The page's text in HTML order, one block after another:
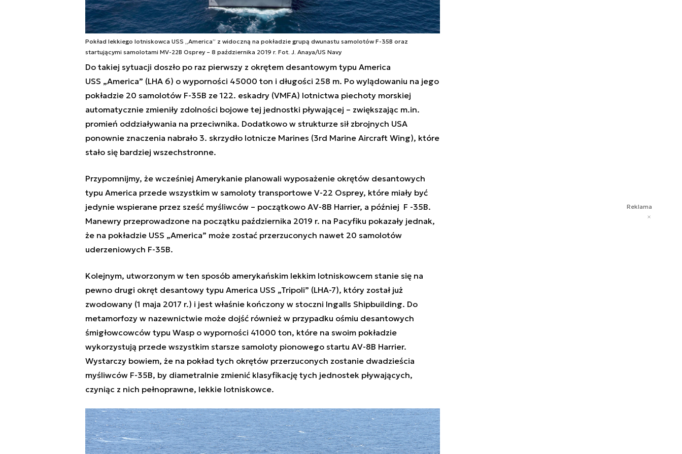
Pokład lekkiego lotniskowca USS „America” z widoczną na pokładzie grupą dwunastu samolotów F-35B oraz
startującymi samolotami MV-22B Osprey – 8 października 2019 r. Fot. J. Anaya/US Navy
Do takiej sytuacji doszło po raz pierwszy z okrętem desantowym typu America
USS „America” (LHA 6) o wyporności 45000 ton i długości 258 m. Po wylądowaniu na jego
pokładzie 20 samolotów F-35B ze 122. eskadry (VMFA) lotnictwa piechoty morskiej
automatycznie zmieniły zdolności bojowe tej jednostki pływającej – zwiększając m.in.
promień oddziaływania na przeciwnika. Dodatkowo w strukturze sił zbrojnych USA
ponownie znaczenia nabrało 3. skrzydło lotnicze Marines (3rd Marine Aircraft Wing), które
stało się bardziej wszechstronne.
Przypomnijmy, że wcześniej Amerykanie planowali wyposażenie okrętów desantowych
typu America przede wszystkim w samoloty transportowe V-22 Osprey, które miały być
jedynie wspierane przez sześć myśliwców – początkowo AV-8B Harrier, a później F -35B.
Manewry przeprowadzone na początku października 2019 r. na Pacyfiku pokazały jednak,
że na pokładzie USS „America” może zostać przerzuconych nawet 20 samolotów
uderzeniowych F-35B.
Kolejnym, utworzonym w ten sposób amerykańskim lekkim lotniskowcem stanie się na
pewno drugi okręt desantowy typu America USS „Tripoli” (LHA-7), który został już
zwodowany (1 maja 2017 r.) i jest właśnie kończony w stoczni Ingalls Shipbuilding. Do
metamorfozy w nazewnictwie może dojść również w przypadku ośmiu desantowych
śmigłowcowców typu Wasp o wyporności 41000 ton, które na swoim pokładzie
wykorzystują przede wszystkim starsze samoloty pionowego startu AV-8B Harrier.
Wystarczy bowiem, że na pokład tych okrętów przerzuconych zostanie dwadzieścia
myśliwców F-35B, by diametralnie zmienić klasyfikację tych jednostek pływających,
czyniąc z nich pełnoprawne, lekkie lotniskowce.
Reklama